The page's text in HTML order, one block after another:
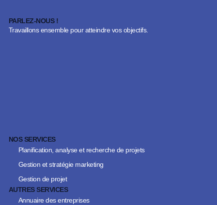
Bureau de poste
PARLEZ-NOUS !
Travaillons ensemble pour atteindre vos objectifs.
NOS SERVICES
Planification, analyse et recherche de projets
Gestion et stratégie marketing
Gestion de projet
AUTRES SERVICES
Annuaire des entreprises